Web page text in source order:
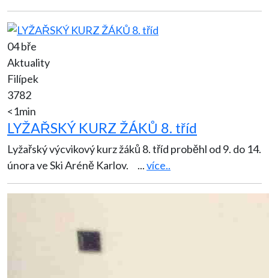
04 bře
Aktuality
Filípek
3782
<1min
LYŽAŘSKÝ KURZ ŽÁKŮ 8. tříd
Lyžařský výcvikový kurz žáků 8. tříd proběhl od 9. do 14.
...více..